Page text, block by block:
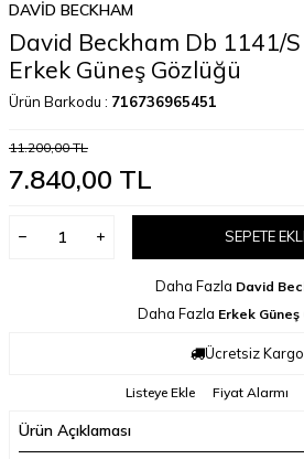
DAVID BECKHAM
David Beckham Db 1141/
Erkek Güneş Gözlüğü
Ürün Barkodu : 716736965451
11.200,00TL
7.840,00 TL
SEPETE
Daha Fazla David
Daha Fazla Erkek Güneş
Ücretsiz Kargo
Listeye Ekle Fiyat Alarmı
Ürün Açıklaması